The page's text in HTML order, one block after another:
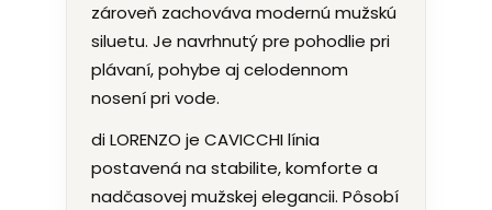
zároveň zachováva modernú mužskú
siluetu. Je navrhnutý pre pohodlie pri
plávaní, pohybe aj celodennom
nosení pri vode.
di LORENZO je CAVICCHI línia
postavená na stabilite, komforte a
nadčasovej mužskej elegancii. Pôsobí